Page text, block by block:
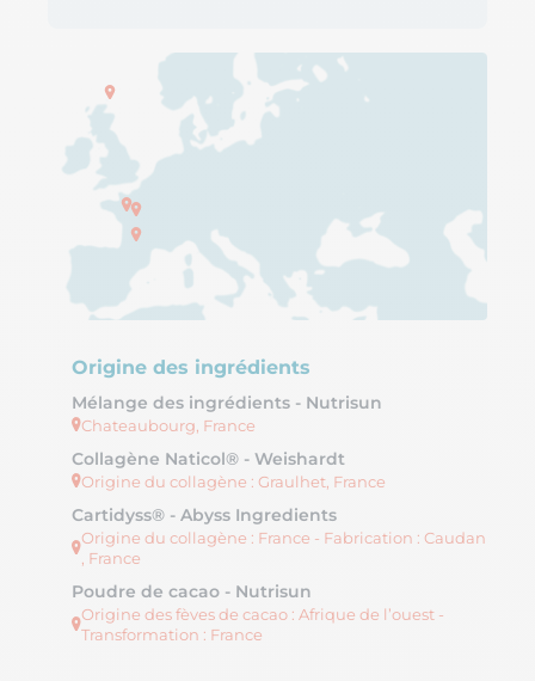
Origine des ingrédients
Mélange des ingrédients - Nutrisun
Chateaubourg, France
Collagène Naticol® - Weishardt
Origine du collagène : Graulhet, France
Cartidyss® - Abyss Ingredients
Origine du collagène : France - Fabrication : Caudan
, France
Poudre de cacao - Nutrisun
Origine des fèves de cacao : Afrique de l’ouest -
Transformation : France